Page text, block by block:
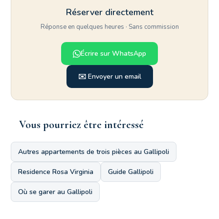
Réserver directement
Réponse en quelques heures · Sans commission
Écrire sur WhatsApp
✉️ Envoyer un email
Vous pourriez être intéressé
Autres appartements de trois pièces au Gallipoli
Residence Rosa Virginia Guide Gallipoli
Où se garer au Gallipoli